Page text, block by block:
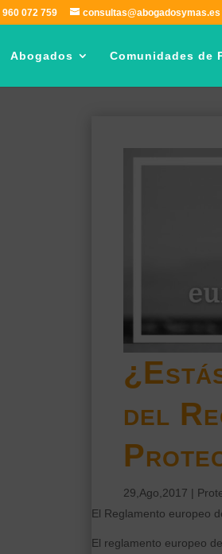
960 072 759 consultas@abogadosymas.es
Abogados Comunidades de
del
29,Ago,2017 |
El Reglamento europeo
El reglamento europeo